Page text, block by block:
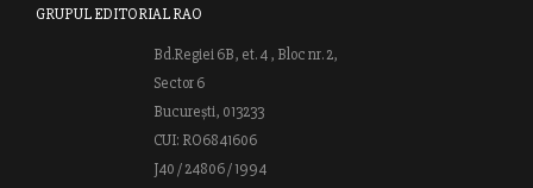
GRUPUL EDITORIAL RAO
Bd.Regiei 6B, et. 4 , Bloc nr. 2,
Sector 6
București, 013233
CUI: RO6841606
J40 / 24806 / 1994